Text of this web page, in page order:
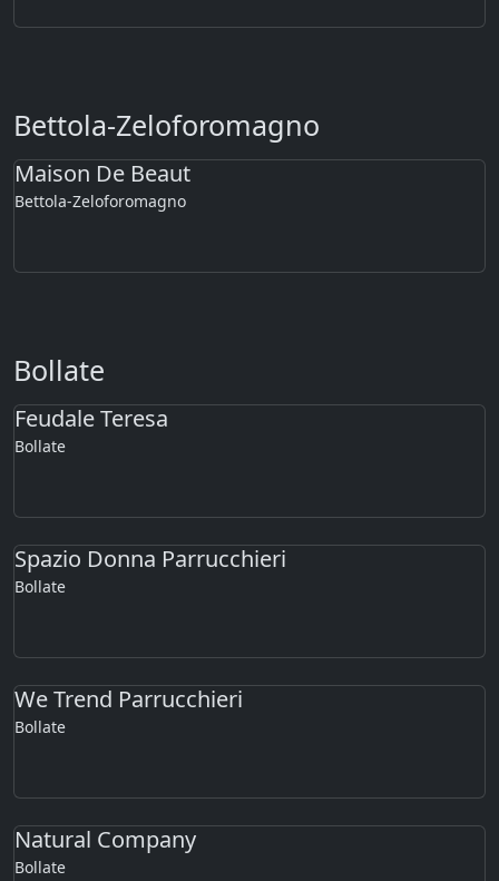
Bettola-Zeloforomagno
Maison De Beaut
Bettola-Zeloforomagno
Bollate
Feudale Teresa
Bollate
Spazio Donna Parrucchieri
Bollate
We Trend Parrucchieri
Bollate
Natural Company
Bollate